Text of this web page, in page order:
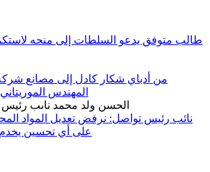
طالب متوفق يدعو السلطات إلى منحه
من أدباي شكار كادل إلى مصانع
المهندس
نائب رئيس تواصل: نرفض تعديل المواد
على أي تحسين يخدم